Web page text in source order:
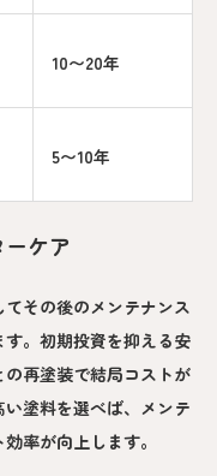
10〜20年
5〜10年
ケア
その後のメンテナンス
。初期投資を抑える安
再塗装で結局コストが
塗料を選べば、メンテ
率が向上します。